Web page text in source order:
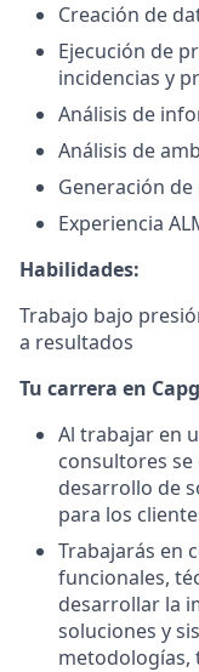
Creación de
Ejecución de
incidencias y
Análisis de
Análisis de
Generación
Experiencia
Habilidades:
Trabajo bajo
a resultados
Tu carrera en
Al trabajar en
consultores se
desarrollo de
para los
Trabajarás en
funcionales,
desarrollar la
soluciones y
metodologías,